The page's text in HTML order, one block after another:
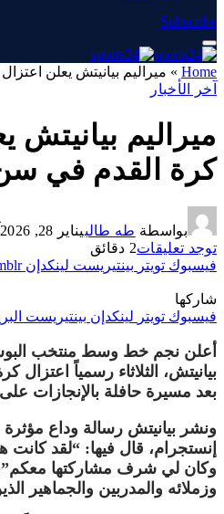
Subscribe
Home
» ميراليم بيانيتش يعلن اعتزال
آخر الأخبار
ميراليم بيانيتش
كرة القدم في سن 35
بواسطة طه طالبيناير 28, 2026
توجد تعليقات2 دقائق
فيسبوك تويتر بينتيريست لينكدإن
شاركها
فيسبوك تويتر لينكدإن بينتيريست
أعلن نجم خط وسط منتخب
بعد مسيرة حافلة بالإنجازات
ونشر بيانيتش رسالة وداع
إنستجرام، قال فيها: “لقد كانت
وكان لي شرف مشاركتها معكم”،
وزملائه والمدربين والجماهير